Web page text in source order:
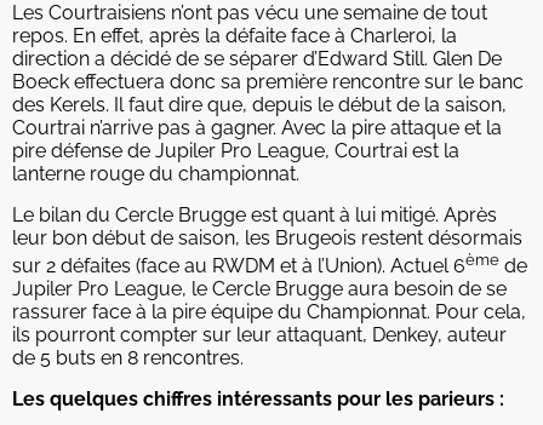
Les Courtraisiens n’ont pas vécu une semaine de tout
repos. En effet, après la défaite face à Charleroi, la
direction a décidé de se séparer d’Edward Still. Glen De
Boeck effectuera donc sa première rencontre sur le banc
des Kerels. Il faut dire que, depuis le début de la saison,
Courtrai n’arrive pas à gagner. Avec la pire attaque et la
pire défense de Jupiler Pro League, Courtrai est la
lanterne rouge du championnat.
Le bilan du Cercle Brugge est quant à lui mitigé. Après
leur bon début de saison, les Brugeois restent désormais
sur 2 défaites (face au RWDM et à l’Union). Actuel 6ème de
Jupiler Pro League, le Cercle Brugge aura besoin de se
rassurer face à la pire équipe du Championnat. Pour cela,
ils pourront compter sur leur attaquant, Denkey, auteur
de 5 buts en 8 rencontres.
Les quelques chiffres intéressants pour les parieurs :